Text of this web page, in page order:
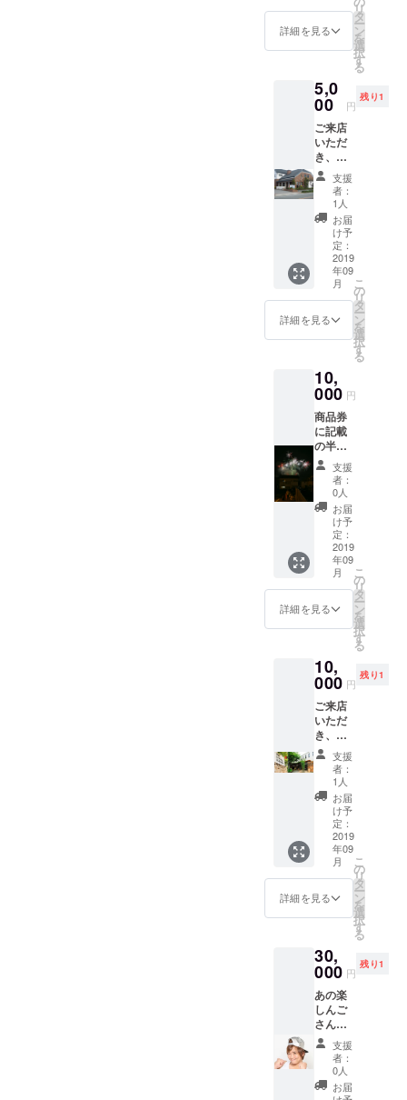
す。
2000円
ほどの
オリジ
ラワー
アレン
ジメン
トの完
成です♪
詳細を見る
リ
タ
ー
ン
を
選
択
す
る
5,0
00 円
残り1
ご来店
いただ
き、そ
の時に
ある食
材やパ
ティシ
エのお
ススメ
の食材
を使っ
た1000
円ほど
のパ
フェを
提供さ
ただき
ます。
オー
ダーメ
イドパ
フェの
完成で
す！
支援
者：
1人
お届
け予
定：
2019
年09
月
詳細を見る
こ
の
リ
タ
ー
ン
を
選
択
す
る
10,
000 円
商品券
に記載
の半田
図書館
前通り
商店街
加盟店
舗にて
お使い
いただ
けま
す。
（ロー
ソンの
ぞく）
支援
者：
0人
お届
け予
定：
2019
年09
月
詳細を見る
こ
の
リ
タ
ー
ン
を
選
択
す
る
10,
000 円
残り1
ご来店
いただ
き、
4000円
ほどの
オリジ
ナル
ウッド
クラフ
トを職
人さん
の指導
の下、
製作で
きま
す。記
るクラ
フトを
いかが
です
か。
支援
者：
1人
お届
け予
定：
2019
年09
月
詳細を見る
こ
の
リ
タ
ー
ン
を
選
択
す
る
30,
000 円
残り1
あの楽
しんご
さんは
予約殺
到の人
気整体
師でも
ありま
支援
者：
0人
お届